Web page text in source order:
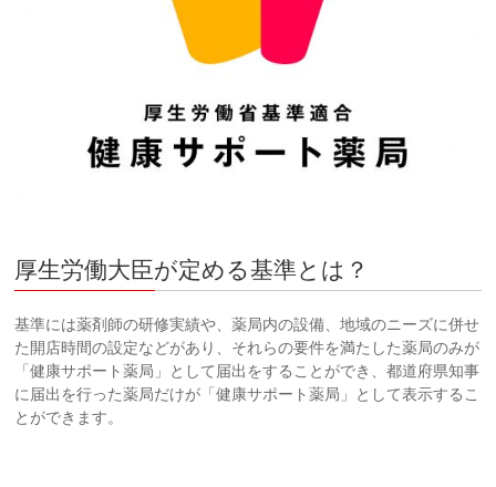
厚生労働大臣が定める基準とは？
基準には薬剤師の研修実績や、薬局内の設備、地域のニーズに併せ
た開店時間の設定などがあり、それらの要件を満たした薬局のみが
「健康サポート薬局」として届出をすることができ、都道府県知事
に届出を行った薬局だけが「健康サポート薬局」として表示するこ
とができます。